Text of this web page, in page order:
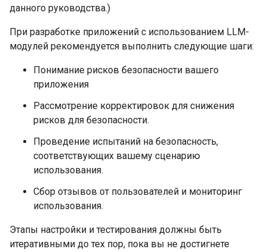
данного руководства.)
При разработке приложений с использованием LLM-
модулей рекомендуется выполнить следующие шаги:
Понимание рисков безопасности вашего
приложения
Рассмотрение корректировок для снижения
рисков для безопасности.
Проведение испытаний на безопасность,
соответствующих вашему сценарию
использования.
Сбор отзывов от пользователей и мониторинг
использования.
Этапы настройки и тестирования должны быть
итеративными до тех пор, пока вы не достигнете